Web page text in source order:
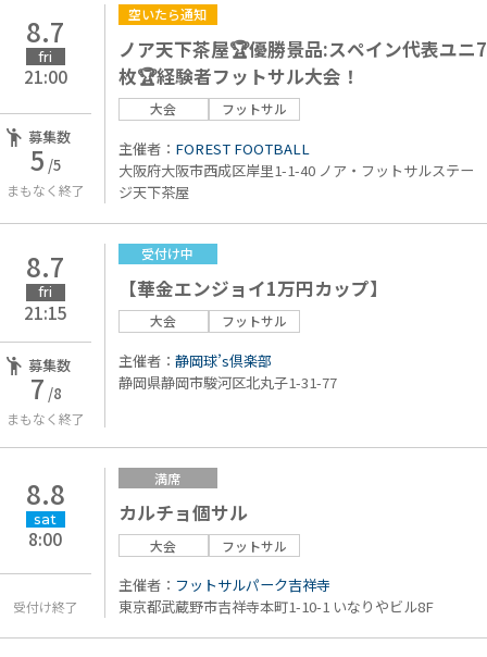
8.7
fri
21:00
募集数
5 /5
まもなく終了
空いたら通知
ノア天下茶屋🏆優勝景品:スペイン代表ユニ7
枚🏆経験者フットサル大会！
大会 フットサル
主催者： FOREST FOOTBALL
大阪府大阪市西成区岸里1-1-40 ノア・フットサルステー
ジ天下茶屋
8.7
fri
21:15
募集数
7 /8
まもなく終了
受付け中
【華金エンジョイ1万円カップ】
大会 フットサル
主催者： 静岡球’s倶楽部
静岡県静岡市駿河区北丸子1-31-77
8.8
sat
8:00
受付け終了
満席
カルチョ個サル
大会 フットサル
主催者： フットサルパーク吉祥寺
東京都武蔵野市吉祥寺本町1-10-1 いなりやビル8F